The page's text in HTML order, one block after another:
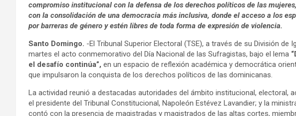
compromiso institucional con la defensa de los derechos políticos de las
con la consolidación de una democracia más inclusiva, donde el acceso a los
por barreras de género y estén libres de toda forma de expresión de violencia.
Santo Domingo. -El Tribunal Superior Electoral (TSE), a través de su División de
martes el acto conmemorativo del Día Nacional de las Sufragistas, bajo el lema
el desafío continúa”, en un espacio de reflexión académica y democrática
que impulsaron la conquista de los derechos políticos de las dominicanas.
La actividad reunió a destacadas autoridades del ámbito institucional, electoral,
el presidente del Tribunal Constitucional, Napoleón Estévez Lavandier; y la
contó con la presencia de magistradas y magistrados de las altas cortes,